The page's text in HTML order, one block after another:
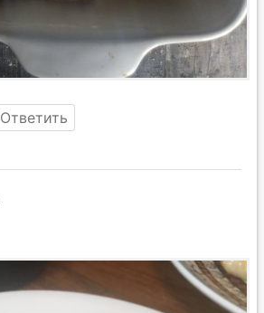
Ответить